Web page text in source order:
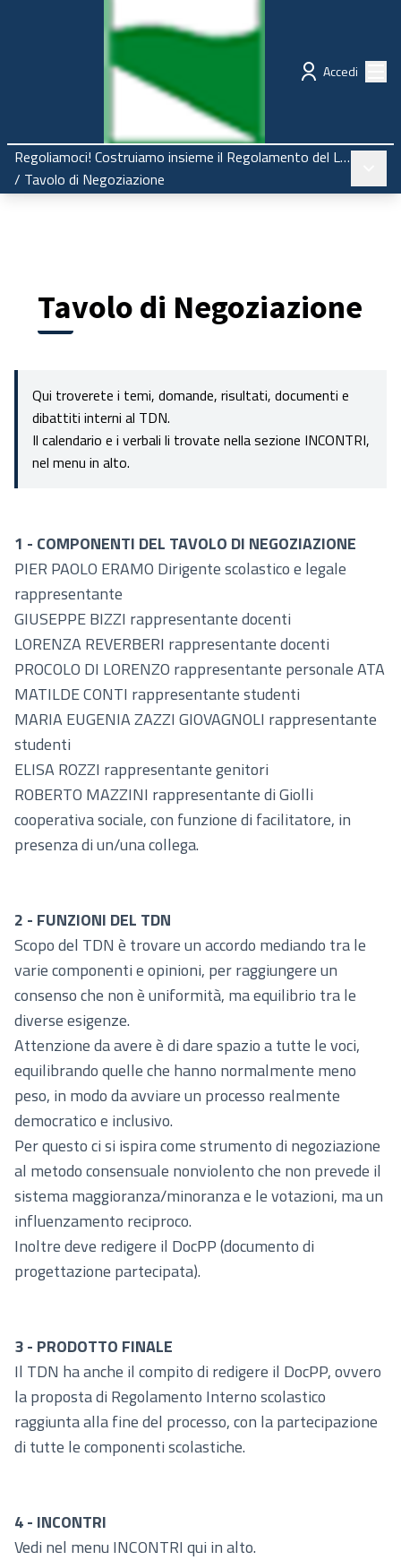
Regione Emilia-Romagna Partecipazione
Accedi
Regoliamoci! Costruiamo insieme il Regolamento del Liceo
/ Tavolo di Negoziazione
Tavolo di Negoziazione
Qui troverete i temi, domande, risultati, documenti e
dibattiti interni al TDN.
Il calendario e i verbali li trovate nella sezione INCONTRI,
nel menu in alto.
1 - COMPONENTI DEL TAVOLO DI NEGOZIAZIONE
PIER PAOLO ERAMO Dirigente scolastico e legale
rappresentante
GIUSEPPE BIZZI rappresentante docenti
LORENZA REVERBERI rappresentante docenti
PROCOLO DI LORENZO rappresentante personale ATA
MATILDE CONTI rappresentante studenti
MARIA EUGENIA ZAZZI GIOVAGNOLI rappresentante
studenti
ELISA ROZZI rappresentante genitori
ROBERTO MAZZINI rappresentante di Giolli
cooperativa sociale, con funzione di facilitatore, in
presenza di un/una collega.
2 - FUNZIONI DEL TDN
Scopo del TDN è trovare un accordo mediando tra le
varie componenti e opinioni, per raggiungere un
consenso che non è uniformità, ma equilibrio tra le
diverse esigenze.
Attenzione da avere è di dare spazio a tutte le voci,
equilibrando quelle che hanno normalmente meno
peso, in modo da avviare un processo realmente
democratico e inclusivo.
Per questo ci si ispira come strumento di negoziazione
al metodo consensuale nonviolento che non prevede il
sistema maggioranza/minoranza e le votazioni, ma un
influenzamento reciproco.
Inoltre deve redigere il DocPP (documento di
progettazione partecipata).
3 - PRODOTTO FINALE
Il TDN ha anche il compito di redigere il DocPP, ovvero
la proposta di Regolamento Interno scolastico
raggiunta alla fine del processo, con la partecipazione
di tutte le componenti scolastiche.
4 - INCONTRI
Vedi nel menu INCONTRI qui in alto.